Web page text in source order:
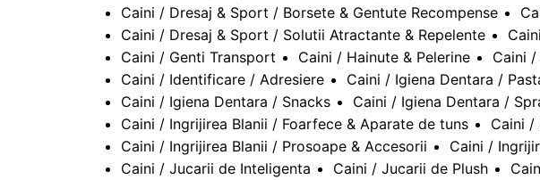
Caini / Dresaj & Sport / Borsete & Gentute Recompense
Caini / Dresaj & Sport / Solutii Atractante & Repelente
Caini / Genti Transport
Caini / Hainute & Pelerine Caini /
Caini / Identificare / Adresiere
Caini / Igiena Dentara /
Caini / Igiena Dentara / Snacks
Caini / Igiena Dentara /
Caini / Ingrijirea Blanii / Foarfece & Aparate de tuns
Caini /
Caini / Ingrijirea Blanii / Prosoape & Accesorii
Caini /
Caini / Jucarii de Inteligenta
Caini / Jucarii de Plush